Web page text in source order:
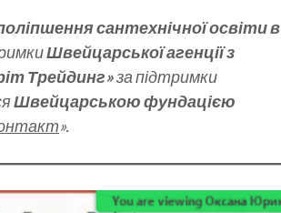
сантехнічної освіти в
Швейцарської агенції з
Трейдинг»за підтримки
Швейцарською фундацією
».